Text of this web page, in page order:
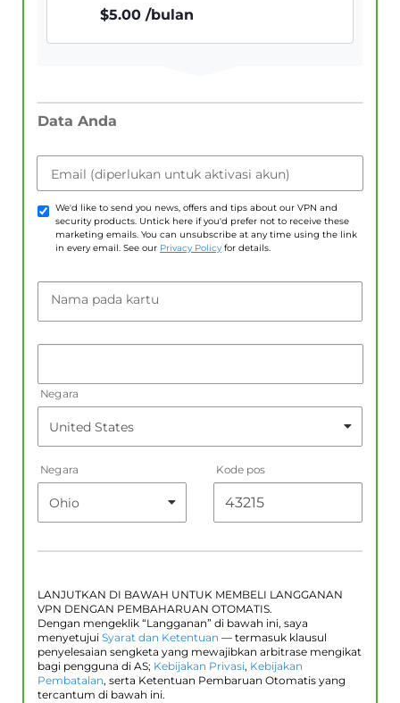
$5.00 /bulan
Data Anda
Email (diperlukan untuk aktivasi akun)
We'd like to send you news, offers and tips about our VPN and
security products. Untick here if you'd prefer not to receive these
marketing emails. You can unsubscribe at any time using the link
in every email. See our Privacy Policy for details.
Nama pada kartu
Negara
Negara Kode pos
LANJUTKAN DI BAWAH UNTUK MEMBELI LANGGANAN
VPN DENGAN PEMBAHARUAN OTOMATIS.
Dengan mengeklik “Langganan” di bawah ini, saya
menyetujui Syarat dan Ketentuan — termasuk klausul
penyelesaian sengketa yang mewajibkan arbitrase mengikat
bagi pengguna di AS; Kebijakan Privasi, Kebijakan
Pembatalan, serta Ketentuan Pembaruan Otomatis yang
tercantum di bawah ini.